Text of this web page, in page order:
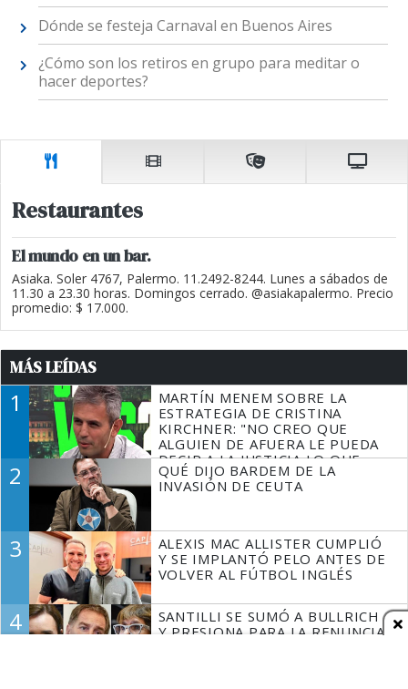
Dónde se festeja Carnaval en Buenos Aires
¿Cómo son los retiros en grupo para meditar o
hacer deportes?
Restaurantes
El mundo en un bar.
Asiaka. Soler 4767, Palermo. 11.2492-8244. Lunes a sábados de
11.30 a 23.30 horas. Domingos cerrado. @asiakapalermo. Precio
promedio: $ 17.000.
MÁS LEÍDAS
1
MARTÍN MENEM SOBRE LA
ESTRATEGIA DE CRISTINA
KIRCHNER: "NO CREO QUE
ALGUIEN DE AFUERA LE PUEDA
DECIR A LA JUSTICIA LO QUE
TIENE QUE HACER"
2
QUÉ DIJO BARDEM DE LA
INVASIÓN DE CEUTA
3
ALEXIS MAC ALLISTER CUMPLIÓ
Y SE IMPLANTÓ PELO ANTES DE
VOLVER AL FÚTBOL INGLÉS
4
SANTILLI SE SUMÓ A BULLRICH
Y PRESIONA PARA LA RENUNCIA